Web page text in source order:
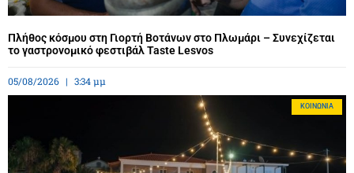
Πλήθος κόσμου στη Γιορτή Βοτάνων στο Πλωμάρι – Συνεχίζεται
το γαστρονομικό φεστιβάλ Taste Lesvos
05/08/2026 3:34 μμ
ΚΟΙΝΩΝΊΑ